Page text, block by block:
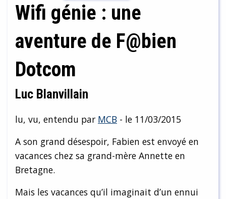
Wifi génie : une
aventure de F@bien
Dotcom
Luc Blanvillain
lu, vu, entendu par MCB - le 11/03/2015
A son grand désespoir, Fabien est envoyé en
vacances chez sa grand-mère Annette en
Bretagne.
Mais les vacances qu’il imaginait d’un ennui